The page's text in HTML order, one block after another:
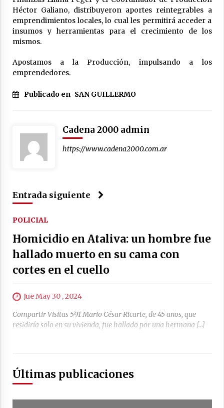
La Provincia cerró en Ceres la 1° ronda de
jornadas regionales sobre el fenómeno de El
Niño 2026-2027
hombre por el abuso sexual de dos niñas de
su entorno familiar
04/08/2026
El CER N° 363 de Hersilia recibió un aporte
Michlig y González entregaron aportes
nueva entrega del Fondo de Asistencia
Educativa por $26 millones
03/08/2026
Héctor Galiano, distribuyeron aportes reintegrables a
emprendimientos locales, lo cual les permitirá acceder a
insumos y herramientas para el crecimiento de los
mismos.
Apostamos a la Producción, impulsando a los
emprendedores.
Publicado en SAN GUILLERMO
Cadena 2000 admin
https://www.cadena2000.com.ar
Entrada siguiente
POLICIAL
Homicidio en Ataliva: un hombre fue
hallado muerto en su cama con
cortes en el cuello
Jue May 30 , 2024
Compartir Visitas 591 Mario César Ricarte, de 45 años, que
residiría solo en su vivienda, fue hallado por una hermana […]
Últimas publicaciones